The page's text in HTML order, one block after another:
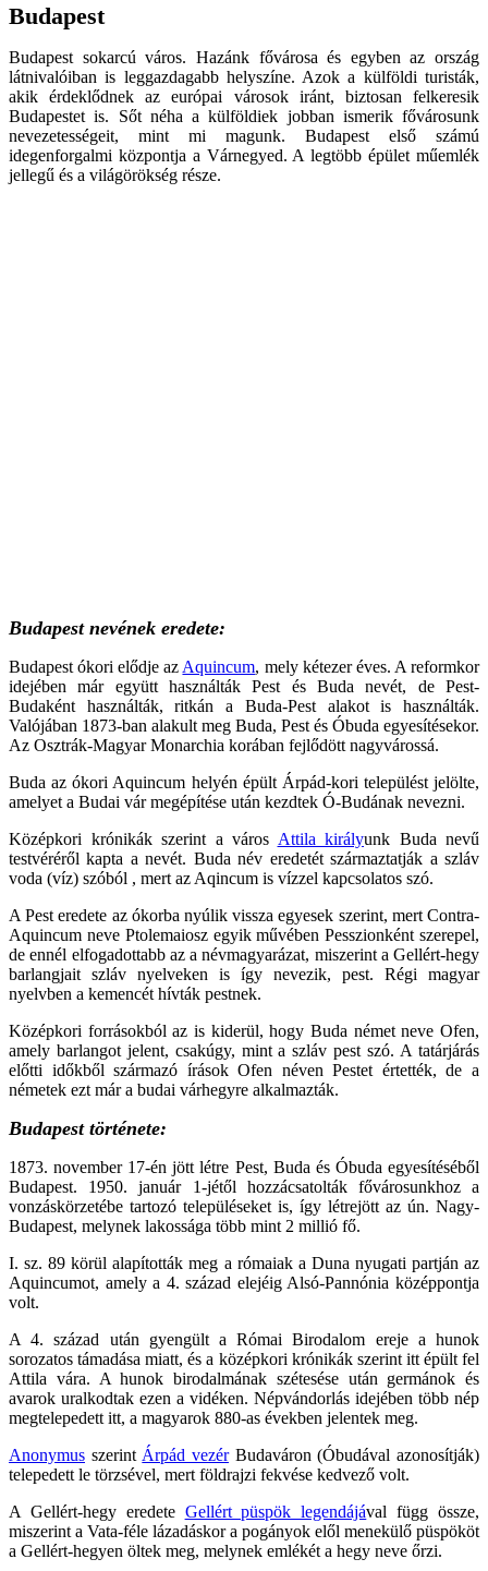
Budapest
Budapest sokarcú város. Hazánk fővárosa és egyben az ország
látnivalóiban is leggazdagabb helyszíne. Azok a külföldi turisták,
akik érdeklődnek az európai városok iránt, biztosan felkeresik
Budapestet is. Sőt néha a külföldiek jobban ismerik fővárosunk
nevezetességeit, mint mi magunk. Budapest első számú
idegenforgalmi központja a Várnegyed. A legtöbb épület műemlék
jellegű és a világörökség része.
Budapest nevének eredete:
Budapest ókori elődje az Aquincum, mely kétezer éves. A reformkor
idejében már együtt használták Pest és Buda nevét, de Pest-
Budaként használták, ritkán a Buda-Pest alakot is használták.
Valójában 1873-ban alakult meg Buda, Pest és Óbuda egyesítésekor.
Az Osztrák-Magyar Monarchia korában fejlődött nagyvárossá.
Buda az ókori Aquincum helyén épült Árpád-kori települést jelölte,
amelyet a Budai vár megépítése után kezdtek Ó-Budának nevezni.
Középkori krónikák szerint a város Attila királyunk Buda nevű
testvéréről kapta a nevét. Buda név eredetét származtatják a szláv
voda (víz) szóból , mert az Aqincum is vízzel kapcsolatos szó.
A Pest eredete az ókorba nyúlik vissza egyesek szerint, mert Contra-
Aquincum neve Ptolemaiosz egyik művében Pesszionként szerepel,
de ennél elfogadottabb az a névmagyarázat, miszerint a Gellért-hegy
barlangjait szláv nyelveken is így nevezik, pest. Régi magyar
nyelvben a kemencét hívták pestnek.
Középkori forrásokból az is kiderül, hogy Buda német neve Ofen,
amely barlangot jelent, csakúgy, mint a szláv pest szó. A tatárjárás
előtti időkből származó írások Ofen néven Pestet értették, de a
németek ezt már a budai várhegyre alkalmazták.
Budapest története:
1873. november 17-én jött létre Pest, Buda és Óbuda egyesítéséből
Budapest. 1950. január 1-jétől hozzácsatolták fővárosunkhoz a
vonzáskörzetébe tartozó településeket is, így létrejött az ún. Nagy-
Budapest, melynek lakossága több mint 2 millió fő.
I. sz. 89 körül alapították meg a rómaiak a Duna nyugati partján az
Aquincumot, amely a 4. század elejéig Alsó-Pannónia középpontja
volt.
A 4. század után gyengült a Római Birodalom ereje a hunok
sorozatos támadása miatt, és a középkori krónikák szerint itt épült fel
Attila vára. A hunok birodalmának szétesése után germánok és
avarok uralkodtak ezen a vidéken. Népvándorlás idejében több nép
megtelepedett itt, a magyarok 880-as években jelentek meg.
Anonymus szerint Árpád vezérBudaváron (Óbudával azonosítják)
telepedett le törzsével, mert földrajzi fekvése kedvező volt.
A Gellért-hegy eredete Gellért püspök legendájával függ össze,
miszerint a Vata-féle lázadáskor a pogányok elől menekülő püspököt
a Gellért-hegyen öltek meg, melynek emlékét a hegy neve őrzi.